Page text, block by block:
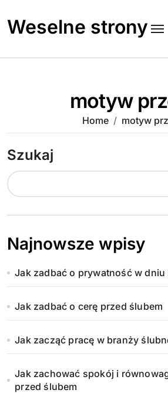
to
content
Weselne strony
motyw
Home motyw
Szukaj
Najnowsze wpisy
Jak zadbać o prywatność w dniu
Jak zadbać o cerę przed ślubem
Jak zacząć pracę w branży
Jak zachować spokój i
przed ślubem